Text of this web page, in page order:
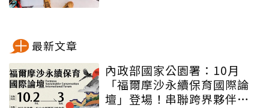
最新文章
內政部國家公園署：10月
「福爾摩沙永續保育國際論
壇」登場！串聯跨界夥伴與